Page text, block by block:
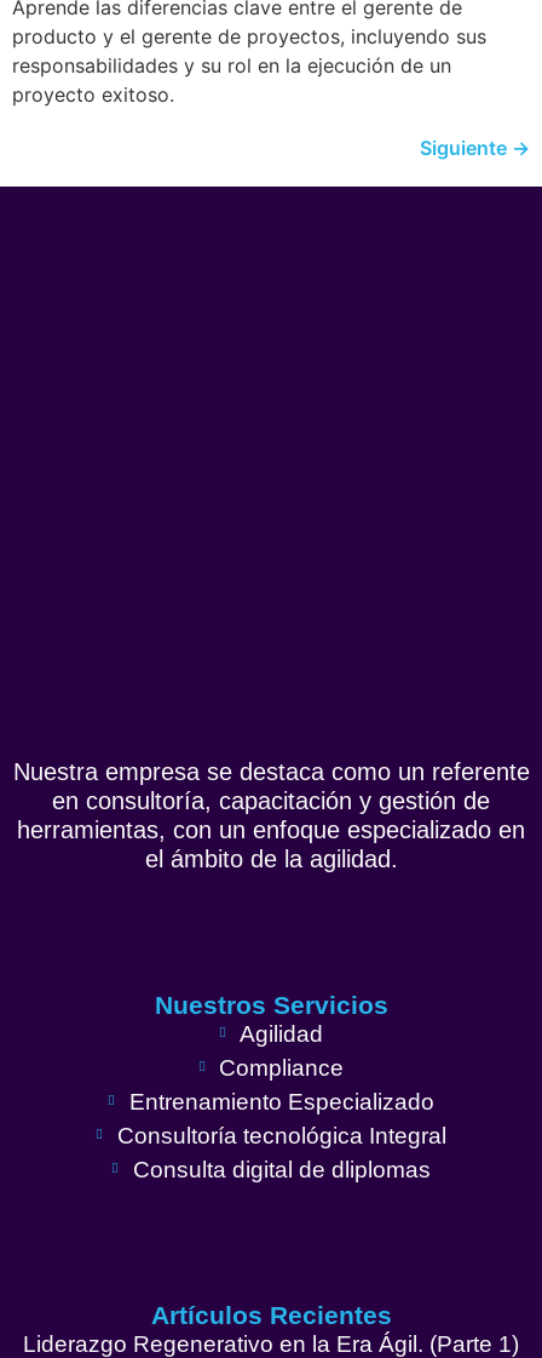
Aprende las diferencias clave entre el gerente de
producto y el gerente de proyectos, incluyendo sus
responsabilidades y su rol en la ejecución de un
proyecto exitoso.
Siguiente →
Nuestra empresa se destaca como un referente
en consultoría, capacitación y gestión de
herramientas, con un enfoque especializado en
el ámbito de la agilidad.
Nuestros Servicios
Agilidad
Compliance
Entrenamiento Especializado
Consultoría tecnológica Integral
Consulta digital de dliplomas
Artículos Recientes
Liderazgo Regenerativo en la Era Ágil. (Parte 1)